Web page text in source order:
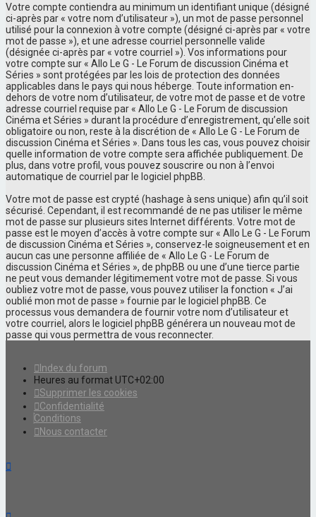
Votre compte contiendra au minimum un identifiant unique (désigné
ci-après par « votre nom d’utilisateur »), un mot de passe personnel
utilisé pour la connexion à votre compte (désigné ci-après par « votre
mot de passe »), et une adresse courriel personnelle valide
(désignée ci-après par « votre courriel »). Vos informations pour
votre compte sur « Allo Le G - Le Forum de discussion Cinéma et
Séries » sont protégées par les lois de protection des données
applicables dans le pays qui nous héberge. Toute information en-
dehors de votre nom d’utilisateur, de votre mot de passe et de votre
adresse courriel requise par « Allo Le G - Le Forum de discussion
Cinéma et Séries » durant la procédure d’enregistrement, qu’elle soit
obligatoire ou non, reste à la discrétion de « Allo Le G - Le Forum de
discussion Cinéma et Séries ». Dans tous les cas, vous pouvez choisir
quelle information de votre compte sera affichée publiquement. De
plus, dans votre profil, vous pouvez souscrire ou non à l’envoi
automatique de courriel par le logiciel phpBB.
Votre mot de passe est crypté (hashage à sens unique) afin qu’il soit
sécurisé. Cependant, il est recommandé de ne pas utiliser le même
mot de passe sur plusieurs sites Internet différents. Votre mot de
passe est le moyen d’accès à votre compte sur « Allo Le G - Le Forum
de discussion Cinéma et Séries », conservez-le soigneusement et en
aucun cas une personne affiliée de « Allo Le G - Le Forum de
discussion Cinéma et Séries », de phpBB ou une d’une tierce partie
ne peut vous demander légitimement votre mot de passe. Si vous
oubliez votre mot de passe, vous pouvez utiliser la fonction « J’ai
oublié mon mot de passe » fournie par le logiciel phpBB. Ce
processus vous demandera de fournir votre nom d’utilisateur et
votre courriel, alors le logiciel phpBB générera un nouveau mot de
passe qui vous permettra de vous reconnecter.
Index du forum
Heures au format UTC+02:00
Supprimer les cookies
Confidentialité
Conditions
Nous contacter